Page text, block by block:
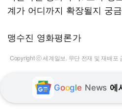
계가 어디까지 확장될지 궁
맹수진 영화평론가
Copyright ⓒ 세계일보. 무단 전재 및 재배포
Google News 에